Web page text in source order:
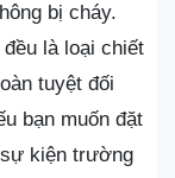
bị cháy.
là loại chiết
tuyệt đối
bạn muốn đặt
kiện trường